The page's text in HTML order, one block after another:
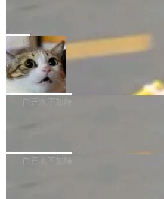
是把这段空隙补上。 回退到任何一次编辑
aDB 捕获 commit 之间的每一次操作，...
微软同期总资本开支的四成。 与亚马逊、
bet、微软以及 Meta 等传统科技巨头相比
ceXAI的资金消耗速度尤为引人瞩目。然
撑庞大支出的资金来源却呈现出截然不同
貌。数据显示，微软和 Meta 主要依托充
一个在终端里运行的编程 agent；Muse
1.2，驱动这个 agent 的新模型。一句话
你可以用 curl -fsSL https://dev.meta.ai/
sh | bash 安装一个能在大项目里自动规
代码、验证结果的 AI 终端工具。 据介绍
个主 agent 循环，外加一组后台 agent。
局
美团开源 LoHoSearch，用知识图谱
准 AI 能力认知
机器出题的前提，是让机器拥有全局视
构建流程可以分为四个环节：建图 → 控
白开水不加糖
库，并将作为transport接入Mooncake
白开水不加糖